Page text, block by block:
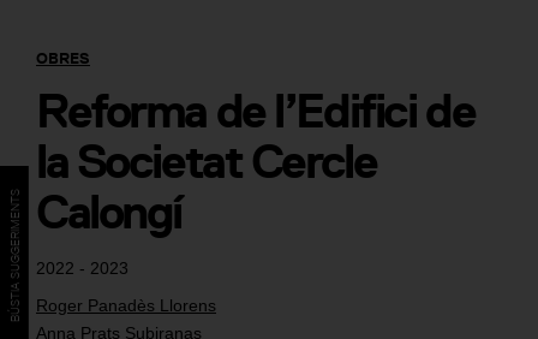
2022 - 2023
Roger Panadès Llorens
Anna Prats Subiranas
OBRES
Reforma de l’Edifici de
la Societat Cercle
Calongí
BÚSTIA SUGGERIMENTS